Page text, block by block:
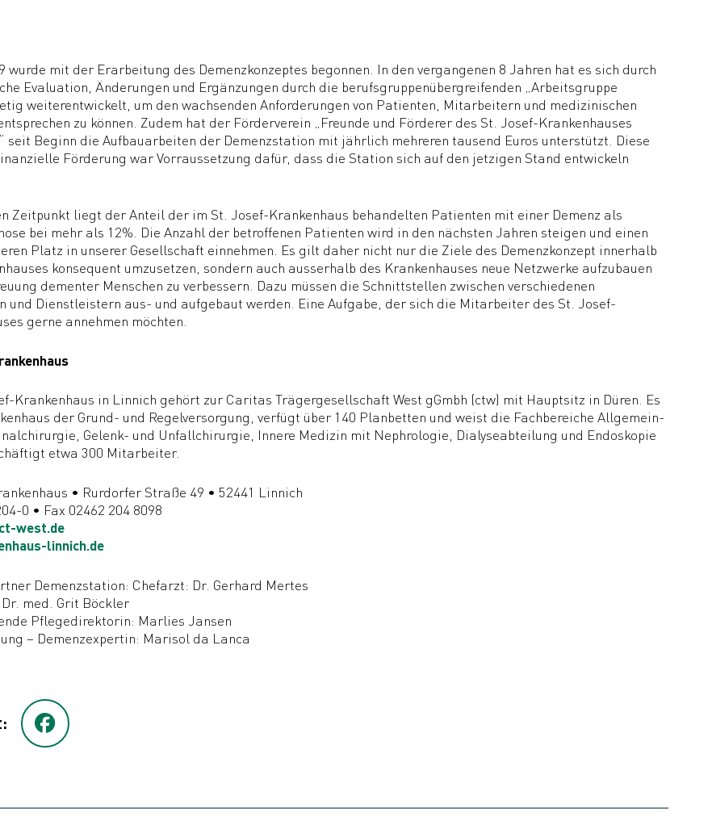
wurde mit der Erarbeitung des Demenzkonzeptes begonnen. In den vergangenen 8 Jahren hat es sich durch
Evaluation, Änderungen und Ergänzungen durch die berufsgruppenübergreifenden „Arbeitsgruppe
weiterentwickelt, um den wachsenden Anforderungen von Patienten, Mitarbeitern und medizinischen
zu können. Zudem hat der Förderverein „Freunde und Förderer des St. Josef-Krankenhauses
seit Beginn die Aufbauarbeiten der Demenzstation mit jährlich mehreren tausend Euros unterstützt. Diese
Förderung war Vorraussetzung dafür, dass die Station sich auf den jetzigen Stand entwickeln
Zeitpunkt liegt der Anteil der im St. Josef-Krankenhaus behandelten Patienten mit einer Demenz als
bei mehr als 12%. Die Anzahl der betroffenen Patienten wird in den nächsten Jahren steigen und einen
Platz in unserer Gesellschaft einnehmen. Es gilt daher nicht nur die Ziele des Demenzkonzept innerhalb
konsequent umzusetzen, sondern auch ausserhalb des Krankenhauses neue Netzwerke aufzubauen
dementer Menschen zu verbessern. Dazu müssen die Schnittstellen zwischen verschiedenen
und Dienstleistern aus- und aufgebaut werden. Eine Aufgabe, der sich die Mitarbeiter des St. Josef-
gerne annehmen möchten.
Krankenhaus in Linnich gehört zur Caritas Trägergesellschaft West gGmbh (ctw) mit Hauptsitz in Düren. Es
der Grund- und Regelversorgung, verfügt über 140 Planbetten und weist die Fachbereiche Allgemein-
Gelenk- und Unfallchirurgie, Innere Medizin mit Nephrologie, Dialyseabteilung und Endoskopie
etwa 300 Mitarbeiter.
• Rurdorfer Straße 49 • 52441 Linnich
0 • Fax 02462 204 8098
ct-west.de
linnich.de
Demenzstation: Chefarzt: Dr. Gerhard Mertes
med. Grit Böckler
Pflegedirektorin: Marlies Jansen
– Demenzexpertin: Marisol da Lanca